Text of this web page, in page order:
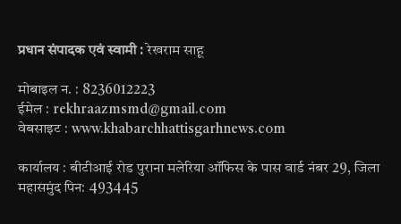
प्रधान संपादक एवं स्वामी : रेखराम साहू
मोबाइल न. : 8236012223
ईमेल : rekhraazmsmd@gmail.com
वेबसाइट : www.khabarchhattisgarhnews.com
कार्यालय : बीटीआई रोड पुराना मलेरिया ऑफिस के पास वार्ड नंबर 29, जिला
महासमुंद पिन: 493445